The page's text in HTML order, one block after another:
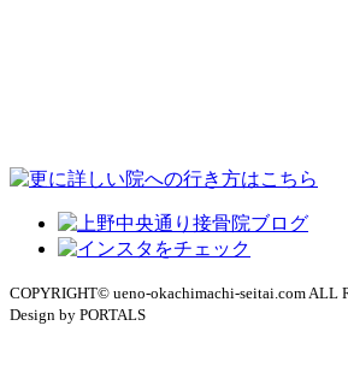
COPYRIGHT© ueno-okachimachi-seitai.com ALL
Design by PORTALS